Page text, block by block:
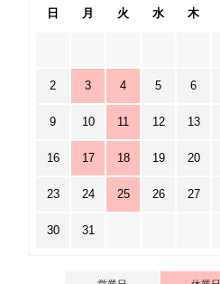
日 月 火 水 木
2 3 4 5 6
9 10 11 12 13
16 17 18 19 20
23 24 25 26 27
30 31